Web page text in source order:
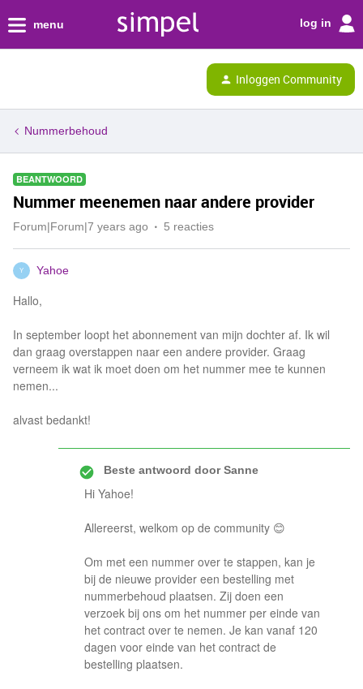
menu log in
Inloggen Community
Nummerbehoud
BEANTWOORD
Nummer meenemen naar andere provider
Forum|Forum|7 years ago 5 reacties
Y Yahoe
Hallo,
In september loopt het abonnement van mijn dochter af. Ik wil
dan graag overstappen naar een andere provider. Graag
verneem ik wat ik moet doen om het nummer mee te kunnen
nemen...
alvast bedankt!
Beste antwoord doorSanne
Hi Yahoe!
Allereerst, welkom op de community 😊
Om met een nummer over te stappen, kan je
bij de nieuwe provider een bestelling met
nummerbehoud plaatsen. Zij doen een
verzoek bij ons om het nummer per einde van
het contract over te nemen. Je kan vanaf 120
dagen voor einde van het contract de
bestelling plaatsen.